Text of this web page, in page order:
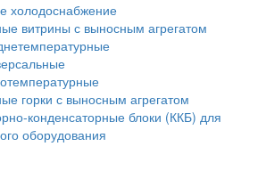
холодоснабжение
витрины с выносным агрегатом
горки с выносным агрегатом
конденсаторные блоки (ККБ) для
оборудования